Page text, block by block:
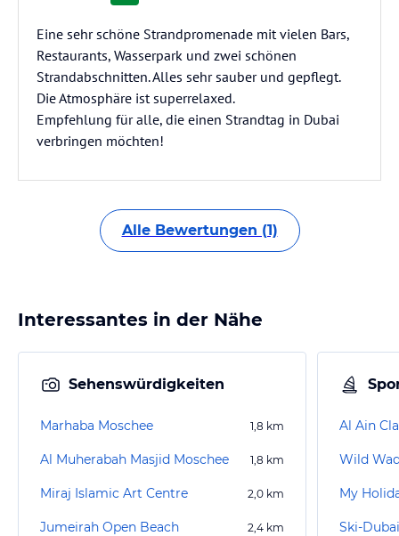
Eine sehr schöne Strandpromenade mit vielen Bars,
Restaurants, Wasserpark und zwei schönen
Strandabschnitten. Alles sehr sauber und gepflegt.
Die Atmosphäre ist superrelaxed.
Empfehlung für alle, die einen Strandtag in Dubai
verbringen möchten!
Alle Bewertungen (1)
Interessantes in der Nähe
Sehenswürdigkeiten
Marhaba Moschee 1,8 km
Al Muherabah Masjid Moschee 1,8 km
Miraj Islamic Art Centre 2,0 km
Jumeirah Open Beach 2,4 km
Al Ain
Wild
My